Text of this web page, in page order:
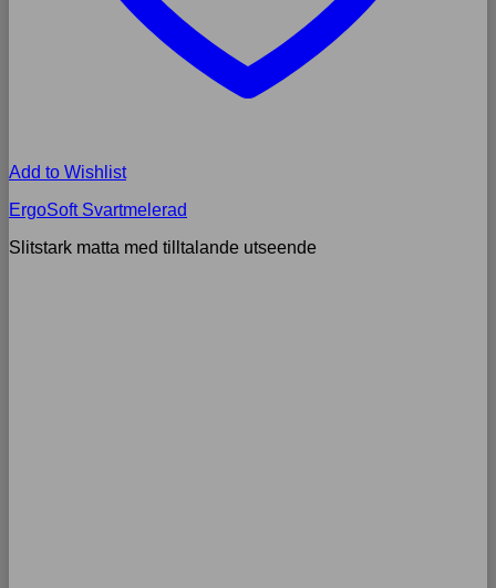
Add to Wishlist
ErgoSoft Svartmelerad
Slitstark matta med tilltalande utseende